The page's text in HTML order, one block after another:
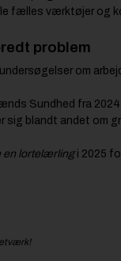
fælles værktøjer og
problem
om
Sundhed fra
blandt andet om
en lortelærlingi 2025